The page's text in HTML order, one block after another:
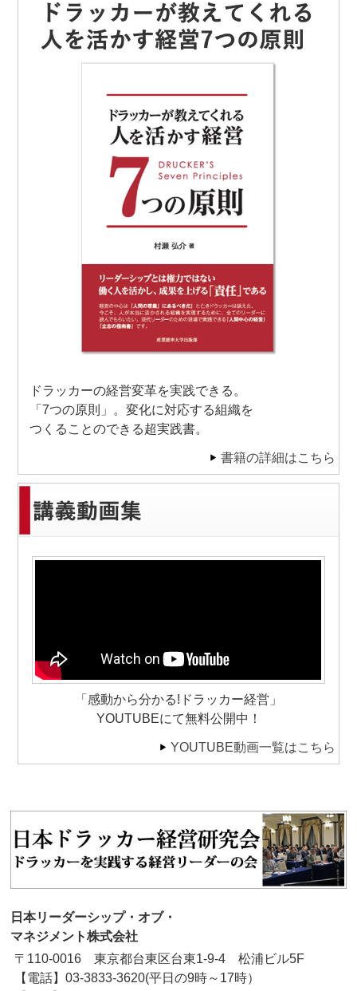
ドラッカーの経営変革を実践できる。
「7つの原則」。変化に対応する組織を
つくることのできる超実践書。
書籍の詳細はこちら
「感動から分かる!ドラッカー経営」
YOUTUBEにて無料公開中！
YOUTUBE動画一覧はこちら
日本リーダーシップ・オブ・
マネジメント株式会社
〒110-0016 東京都台東区台東1-9-4 松浦ビル5F
【電話】03-3833-3620(平日の9時～17時）